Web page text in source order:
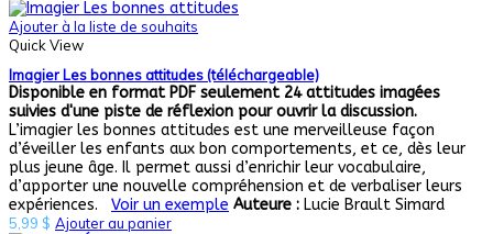
Ajouter à la liste de souhaits
Quick View
Imagier Les bonnes attitudes (téléchargeable)
Disponible en format PDF seulement 24 attitudes imagées
suivies d'une piste de réflexion pour ouvrir la discussion.
L’imagier les bonnes attitudes est une merveilleuse façon
d’éveiller les enfants aux bon comportements, et ce, dès leur
plus jeune âge. Il permet aussi d’enrichir leur vocabulaire,
d’apporter une nouvelle compréhension et de verbaliser leurs
expériences. Voir un exemple Auteure : Lucie Brault Simard
5,99 $ Ajouter au panier